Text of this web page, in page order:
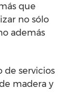
que
no sólo
además
de servicios
madera y